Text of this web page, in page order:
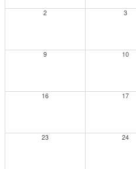
2 3
9 10
16 17
23 24